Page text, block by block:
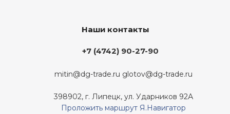
Наши контакты
+7 (4742) 90-27-90
mitin@dg-trade.ru glotov@dg-trade.ru
398902, г. Липецк, ул. Ударников 92А
Проложить маршрут Я.Навигатор